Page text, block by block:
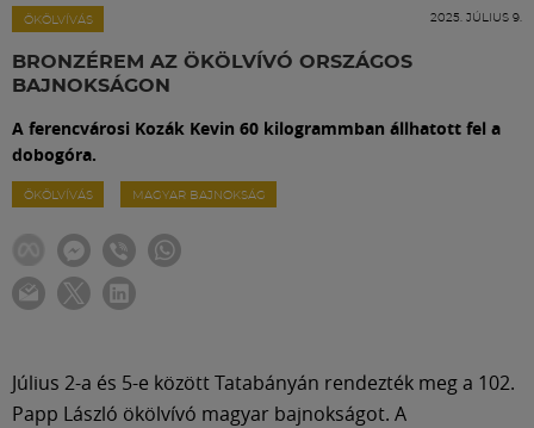
ÖKÖLVÍVÁS 2025. JÚLIUS 9.
BRONZÉREM AZ ÖKÖLVÍVÓ ORSZÁGOS
BAJNOKSÁGON
A ferencvárosi Kozák Kevin 60 kilogrammban állhatott fel a
dobogóra.
ÖKÖLVÍVÁS MAGYAR BAJNOKSÁG
Július 2-a és 5-e között Tatabányán rendezték meg a 102.
Papp László ökölvívó magyar bajnokságot. A
Labdarúgás
Meccscenter
Klub
Shop